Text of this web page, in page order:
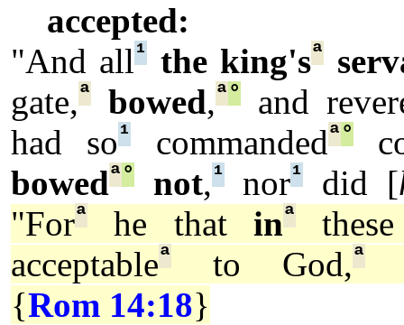
accepted:
"And all¹ the king'sª
gate,ª bowed,ª°
and
had so¹ commandedª°
bowedª° not,¹nor¹ did [
"Forª he that inª
acceptableª to God,ª
{Rom 14:18}